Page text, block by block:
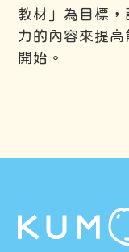
教材」為目標
力的內容來提
開始。